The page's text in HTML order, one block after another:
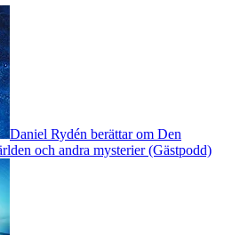
Daniel Rydén berättar om Den
och andra mysterier (Gästpodd)